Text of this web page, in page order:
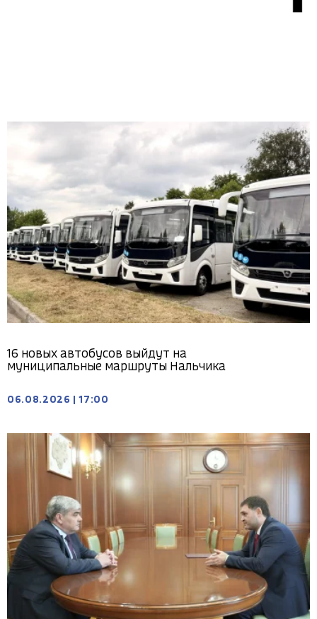
16 новых автобусов выйдут на
муниципальные маршруты Нальчика
06.08.2026 17:00